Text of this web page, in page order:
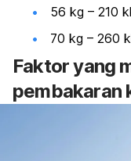
56 kg – 210
70 kg – 260
Faktor yang
pembakaran